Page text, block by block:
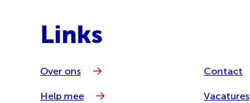
Links
Over ons Contact
Help mee Vacatures